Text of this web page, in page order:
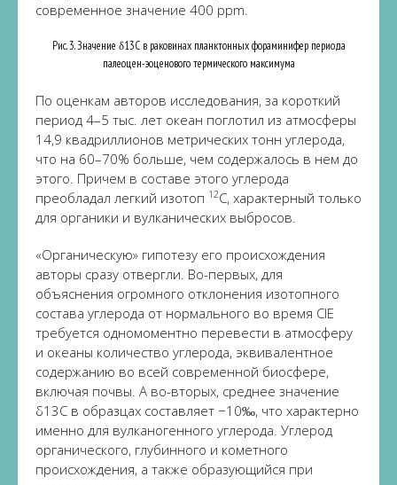
современное значение 400 ppm.
Рис. 3. Значение δ13C в раковинах планктонных фораминифер периода
палеоцен-эоценового термического максимума
По оценкам авторов исследования, за короткий
период 4–5 тыс. лет океан поглотил из атмосферы
14,9 квадриллионов метрических тонн углерода,
что на 60–70% больше, чем содержалось в нем до
этого. Причем в составе этого углерода
преобладал легкий изотоп 12C, характерный только
для органики и вулканических выбросов.
«Органическую» гипотезу его происхождения
авторы сразу отвергли. Во-первых, для
объяснения огромного отклонения изотопного
состава углерода от нормального во время CIE
требуется одномоментно перевести в атмосферу
и океаны количество углерода, эквивалентное
содержанию во всей современной биосфере,
включая почвы. А во-вторых, среднее значение
δ13C в образцах составляет −10‰, что характерно
именно для вулканогенного углерода. Углерод
органического, глубинного и кометного
происхождения, а также образующийся при